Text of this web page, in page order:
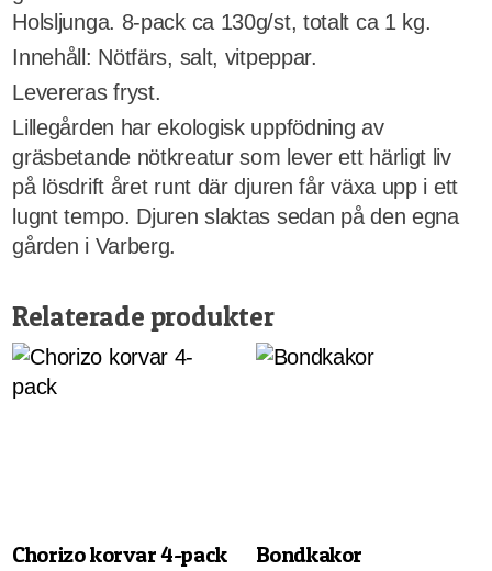
Holsljunga. 8-pack ca 130g/st, totalt ca 1 kg.
Innehåll: Nötfärs, salt, vitpeppar.
Levereras fryst.
Lillegården har ekologisk uppfödning av
gräsbetande nötkreatur som lever ett härligt liv
på lösdrift året runt där djuren får växa upp i ett
lugnt tempo. Djuren slaktas sedan på den egna
gården i Varberg.
Relaterade produkter
Chorizo korvar 4-pack Bondkakor